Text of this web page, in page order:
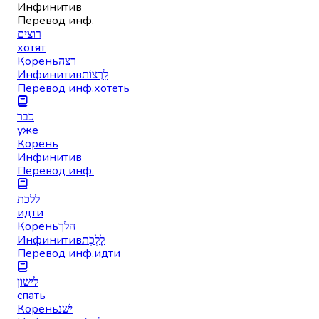
Инфинитив
Перевод инф.
רוצים
хотят
Кореньרצה
Инфинитивלִרְצוֹת
Перевод инф.хотеть
כבר
уже
Корень
Инфинитив
Перевод инф.
ללכת
идти
Кореньהלך
Инфинитивלָלֶכֶת
Перевод инф.идти
לישון
спать
Кореньישׁנ